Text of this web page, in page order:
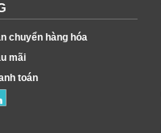
chuyển hàng hóa
mãi
toán